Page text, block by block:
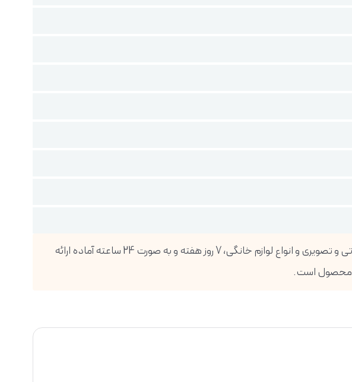
فروشگاه اینترنتی دیجی پویا، بزرگترین واردکننده انواع گوشی موبایل، تبلت، ساعت هوشمند، لوازم صوتی و تصویری و انواع لوازم خانگی، 7 روز هفته و به صورت 24 ساعته آماده ارائه
محصول است.